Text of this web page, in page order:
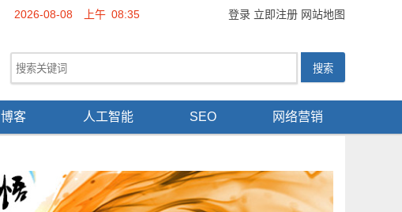
登录 立即注册 网站地图
2026-08-08 上午 08:35
博客 人工智能 SEO 网络营销